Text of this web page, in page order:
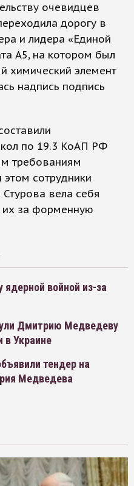
очевидцев
дорогу в
и лидера «Единой
А5, на котором был
химический элемент
надпись подпись
по 19.3 КоАП РФ
требованиям
сотрудники
вела себя
их за форменную
войной из-за
Дмитрию Медведеву
в Украине
тендер на
Медведева